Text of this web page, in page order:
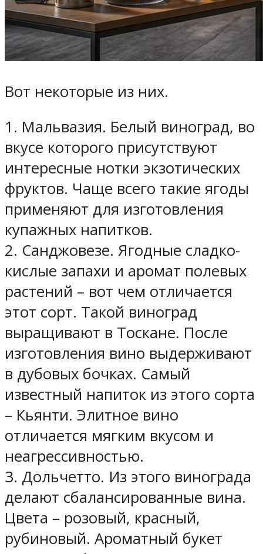
Вот некоторые из них.
1. Мальвазия. Белый виноград, во
вкусе которого присутствуют
интересные нотки экзотических
фруктов. Чаще всего такие ягоды
применяют для изготовления
купажных напитков.
2. Санджовезе. Ягодные сладко-
кислые запахи и аромат полевых
растений – вот чем отличается
этот сорт. Такой виноград
выращивают в Тоскане. После
изготовления вино выдерживают
в дубовых бочках. Самый
известный напиток из этого сорта
– Кьянти. Элитное вино
отличается мягким вкусом и
неагрессивностью.
3. Дольчетто. Из этого винограда
делают сбалансированные вина.
Цвета – розовый, красный,
рубиновый. Ароматный букет